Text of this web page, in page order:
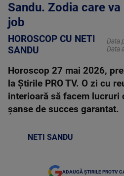
Sandu. Zodia care
job
HOROSCOP CU NETI
SANDU
Data
Data
Horoscop 27 mai 2026,
la Știrile PRO TV. O zi cu
interioară să facem lucruri
șanse de succes garantat.
NETI SANDU
ADAUGĂ ȘTIRILE PROTV